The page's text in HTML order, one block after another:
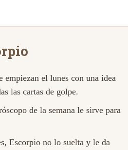
el lunes con una idea
las cartas de golpe.
de la semana le sirve para
Escorpio no lo suelta y le da